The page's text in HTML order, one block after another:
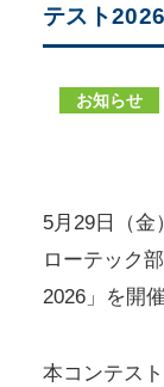
テスト
お知らせ
5月29日（金
ローテック
2026」を開
本コンテス